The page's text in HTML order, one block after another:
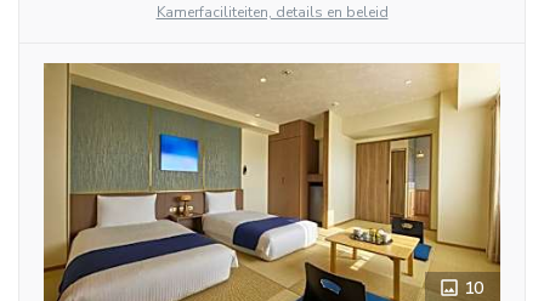
Kamerfaciliteiten, details en beleid
10